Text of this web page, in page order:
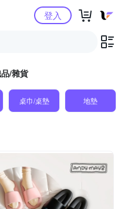
購物中心登入
/雜貨
桌巾/桌墊 地墊